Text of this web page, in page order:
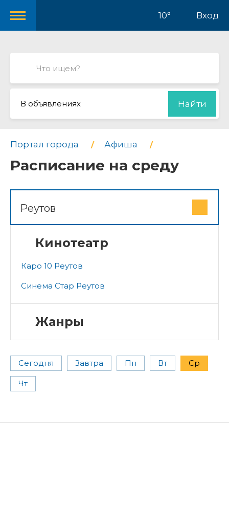
10° Вход
В объявлениях Найти
Портал города Афиша
Расписание на среду
Реутов
Кинотеатр
Каро 10 Реутов
Синема Стар Реутов
Жанры
Сегодня Завтра Пн Вт Ср
Чт